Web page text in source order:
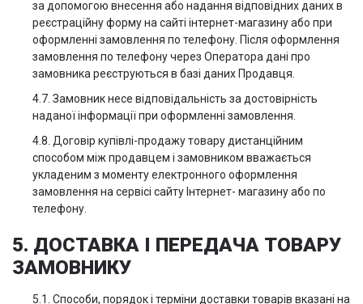
за допомогою внесення або надання відповідних даних в
реєстраційну форму на сайті інтернет-магазину або при
оформленні замовлення по телефону. Після оформлення
замовлення по телефону через Оператора дані про
замовника реєструються в базі даних Продавця.
4.7. Замовник несе відповідальність за достовірність
наданої інформації при оформленні замовлення.
4.8. Договір купівлі-продажу товару дистанційним
способом між продавцем і замовником вважається
укладеним з моменту електронного оформлення
замовлення на сервісі сайту Інтернет- магазину або по
телефону.
5. ДОСТАВКА І ПЕРЕДАЧА ТОВАРУ
ЗАМОВНИКУ
5.1. Способи, порядок і терміни доставки товарів вказані на